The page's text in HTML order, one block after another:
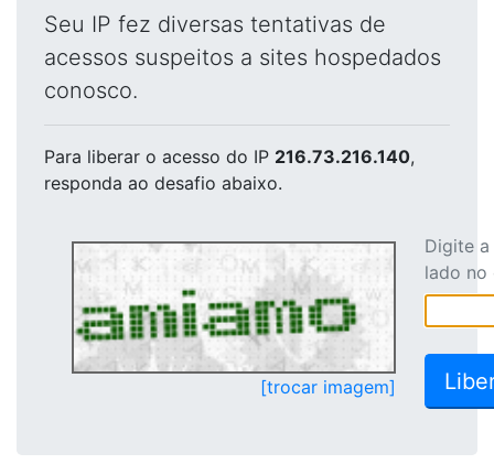
Seu IP fez diversas tentativas de
acessos suspeitos a sites hospedados
conosco.
Para liberar o acesso do IP 216.73.216.140,
responda ao desafio abaixo.
[trocar imagem]
Digite
lado no